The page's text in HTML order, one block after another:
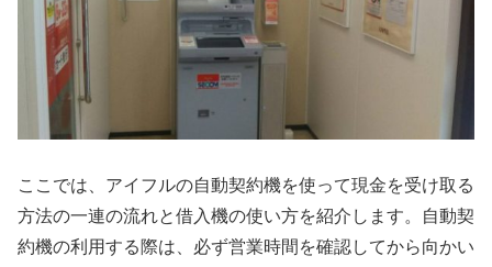
ここでは、アイフルの自動契約機を使って現金を受け取る
方法の一連の流れと借入機の使い方を紹介します。自動契
約機の利用する際は、必ず営業時間を確認してから向かい